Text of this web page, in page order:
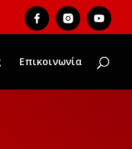
Επικοινωνία